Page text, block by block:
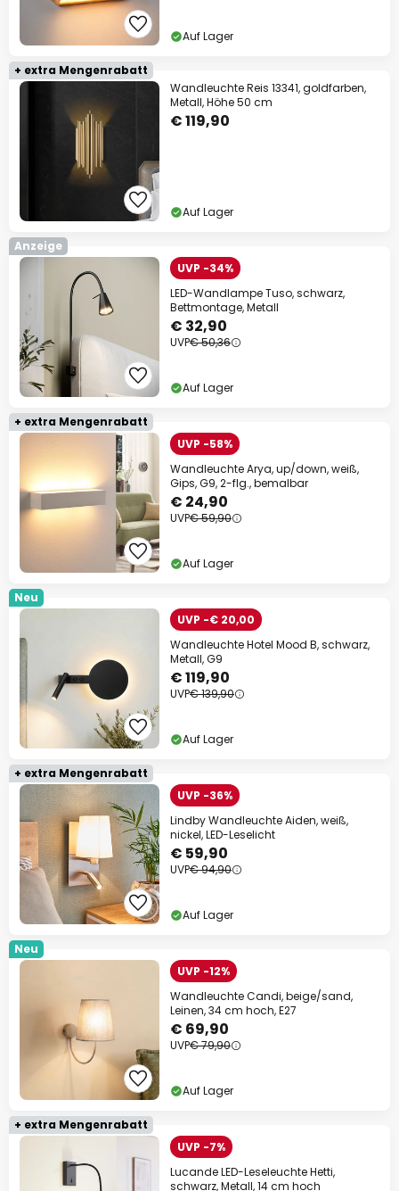
Auf Lager
+ extra Mengenrabatt
Wandleuchte Reis 13341, goldfarben,
Metall, Höhe 50 cm
€ 119,90
Auf Lager
Anzeige
UVP -34%
LED-Wandlampe Tuso, schwarz,
Bettmontage, Metall
€ 32,90
UVP€ 50,36
Auf Lager
+ extra Mengenrabatt
UVP -58%
Wandleuchte Arya, up/down, weiß,
Gips, G9, 2-flg., bemalbar
€ 24,90
UVP€ 59,90
Auf Lager
Neu
UVP -€ 20,00
Wandleuchte Hotel Mood B, schwarz,
Metall, G9
€ 119,90
UVP€ 139,90
Auf Lager
+ extra Mengenrabatt
UVP -36%
Lindby Wandleuchte Aiden, weiß,
nickel, LED-Leselicht
€ 59,90
UVP€ 94,90
Auf Lager
Neu
UVP -12%
Wandleuchte Candi, beige/sand,
Leinen, 34 cm hoch, E27
€ 69,90
UVP€ 79,90
Auf Lager
+ extra Mengenrabatt
UVP -7%
Lucande LED-Leseleuchte Hetti,
schwarz, Metall, 14 cm hoch